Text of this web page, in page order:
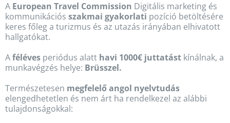
A European Travel Commission Digitális marketing és
kommunikációs szakmai gyakorlati pozíció betöltésére
keres főleg a turizmus és az utazás irányában elhivatott
hallgatókat.
Aféléves periódus alatt havi 1000€ juttatást kínálnak, a
munkavégzés helye: Brüsszel.
Természetesen megfelelő angol nyelvtudás
elengedhetetlen és nem árt ha rendelkezel az alábbi
tulajdonságokkal: